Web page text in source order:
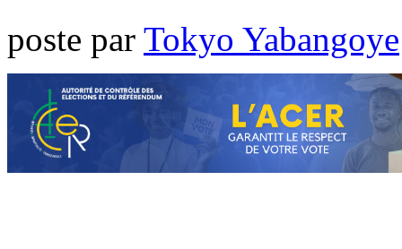
poste par Tokyo Yabangoye